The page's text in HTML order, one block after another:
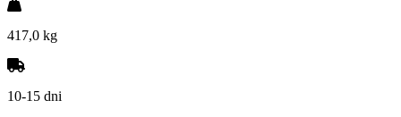
417,0 kg
10-15 dni